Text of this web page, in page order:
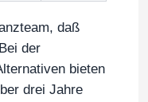
daß
der
bieten
drei Jahre